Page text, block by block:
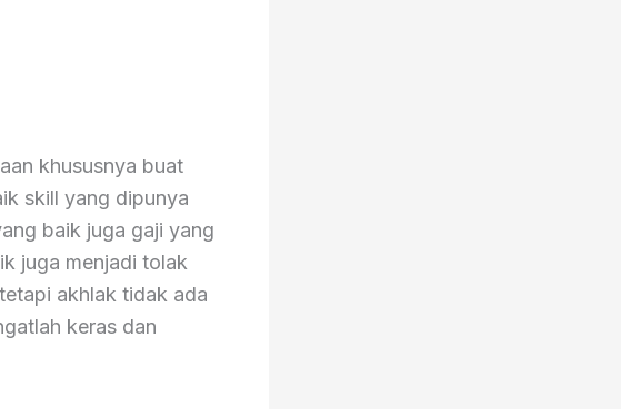
khususnya buat
skill yang dipunya
baik juga gaji yang
juga menjadi tolak
akhlak tidak ada
keras dan